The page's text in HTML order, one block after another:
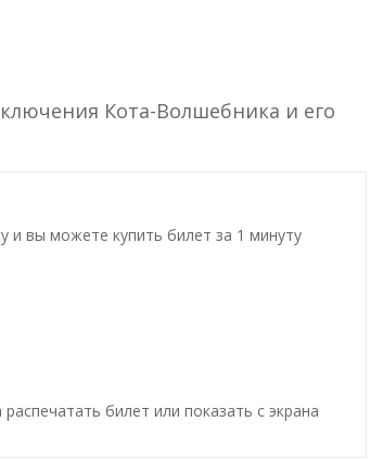
Кота-Волшебника и его
и вы можете купить билет за 1 минуту
билет или показать с экрана